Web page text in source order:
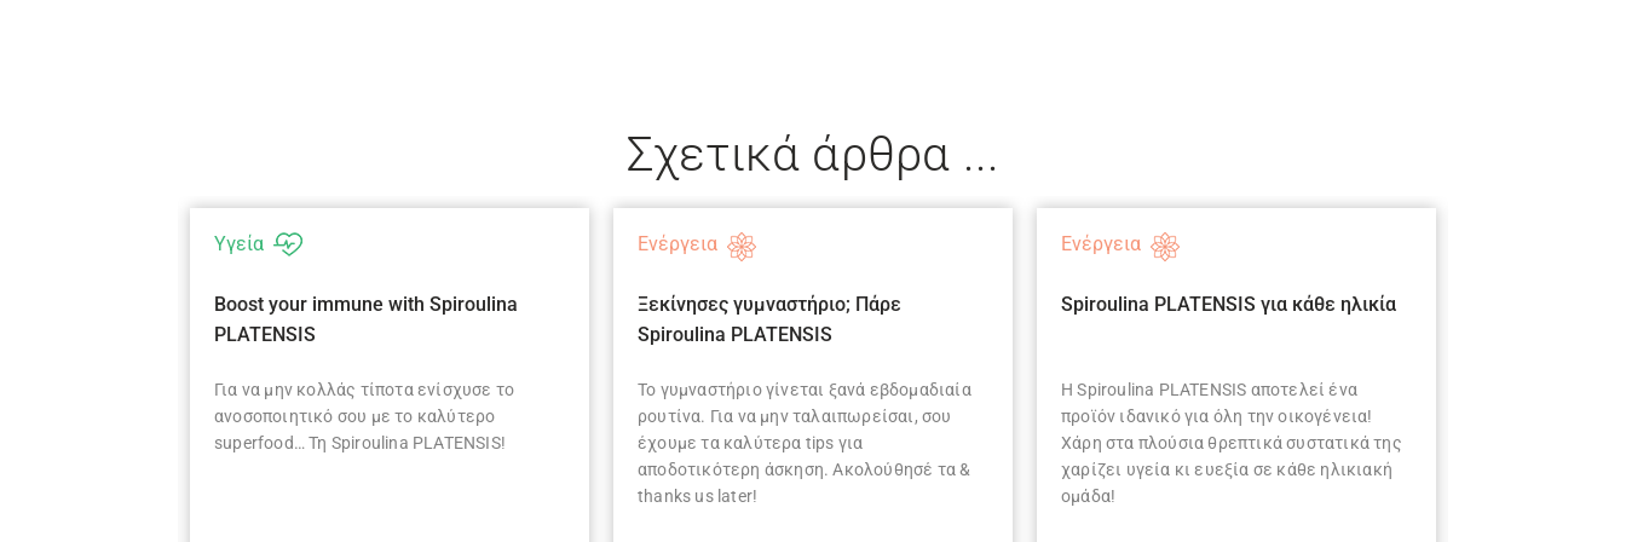
Σχετικά άρθρα ...
Υγεία
Boost your immune with Spiroulina
PLATENSIS
Για να μην κολλάς τίποτα ενίσχυσε το
ανοσοποιητικό σου με το καλύτερο
superfood… Τη Spiroulina PLATENSIS!
Ενέργεια
Ξεκίνησες γυμναστήριο; Πάρε
Spiroulina PLATENSIS
Το γυμναστήριο γίνεται ξανά εβδομαδιαία
ρουτίνα. Για να μην ταλαιπωρείσαι, σου
έχουμε τα καλύτερα tips για
αποδοτικότερη άσκηση. Ακολούθησέ τα &
thanks us later!
Ενέργεια
Spiroulina PLATENSIS για κάθε ηλικία
Η Spiroulina PLATENSIS αποτελεί ένα
προϊόν ιδανικό για όλη την οικογένεια!
Χάρη στα πλούσια θρεπτικά συστατικά της
χαρίζει υγεία κι ευεξία σε κάθε ηλικιακή
ομάδα!